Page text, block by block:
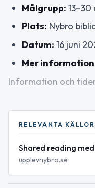
Målgrupp: 13–30
Plats: Nybro
Datum: 16 juni
Mer
Information och
RELEVANTA KÄLLOR
Shared reading
upplevnybro.se